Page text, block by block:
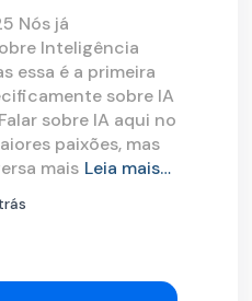
Nós já
Inteligência
essa é a primeira
sobre IA
sobre IA aqui no
paixões, mas
mais Leia mais…